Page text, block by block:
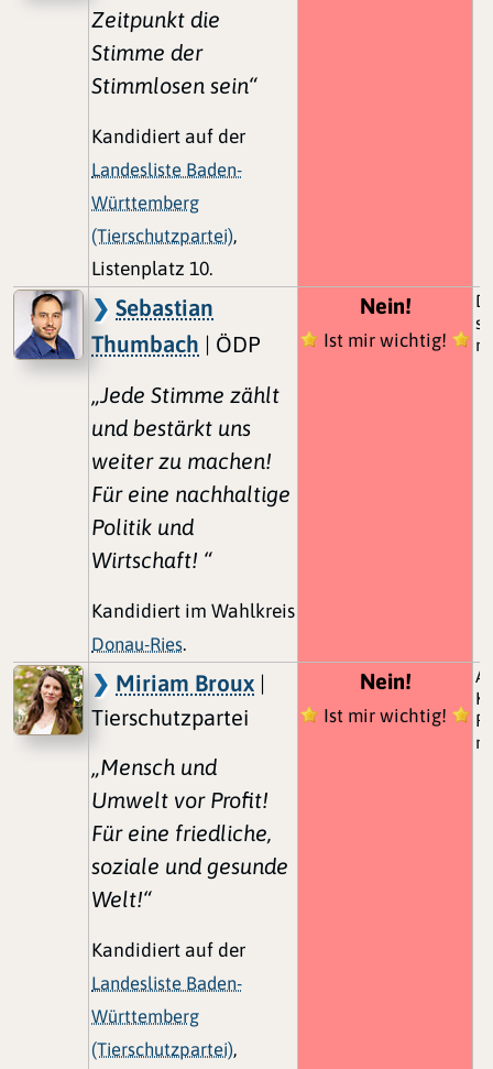
Zeitpunkt die
Stimme der
Stimmlosen sein“
Kandidiert auf der
Landesliste Baden-
Württemberg
(Tierschutzpartei),
Listenplatz 10.
Sebastian
Thumbach | ÖDP
„Jede Stimme zählt
und bestärkt uns
weiter zu machen!
Für eine nachhaltige
Politik und
Wirtschaft! “
Kandidiert im Wahlkreis
Donau-Ries.
Nein!
Ist mir wichtig!
Miriam Broux |
Tierschutzpartei
„Mensch und
Umwelt vor Profit!
Für eine friedliche,
soziale und gesunde
Welt!“
Kandidiert auf der
Landesliste Baden-
Württemberg
(Tierschutzpartei),
Nein!
Ist mir wichtig!